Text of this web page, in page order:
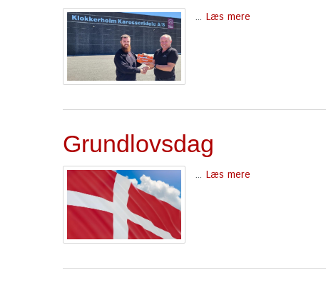
... Læs mere
Grundlovsdag
... Læs mere